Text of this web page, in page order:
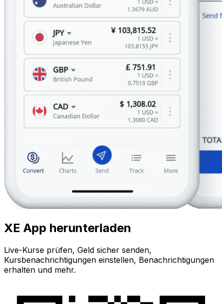
XE App herunterladen
Live-Kurse prüfen, Geld sicher senden,
Kursbenachrichtigungen einstellen, Benachrichtigungen
erhalten und mehr.